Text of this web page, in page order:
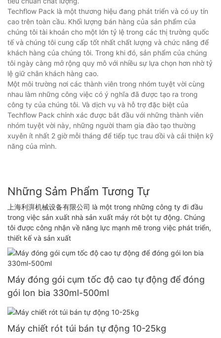
Techflow Pack là một thương hiệu đang phát triển và có uy tín
cao trên toàn cầu. Khối lượng bán hàng của sản phẩm của
chúng tôi tài khoản cho một lớn tỷ lệ trong các thị trường quốc
tế và chúng tôi cung cấp tốt nhất chất lượng và chức năng để
khách hàng của chúng tôi. Trong khi đó, sản phẩm của chúng
tôi ngày càng mở rộng quy mô với nhiều sự lựa chọn hơn nhờ tỷ
lệ giữ chân khách hàng cao.
Một môi trường nơi các thành viên trong nhóm tuyệt vời cùng
nhau làm những công việc có ý nghĩa đã được tạo ra trong
công ty của chúng tôi. Và dịch vụ và hỗ trợ đặc biệt của
Techflow Pack chính xác được bắt đầu với những thành viên
nhóm tuyệt vời này, những người tham gia đào tạo thường
xuyên ít nhất 2 giờ mỗi tháng để tiếp tục trau dồi và cải thiện kỹ
năng của mình.
Những Sảm Phẩm Tương Tự
上海利湃机械设备有限公司 là một trong những công ty đi đầu
trong việc sản xuất nhà sản xuất máy rót bột tự động. Chúng
tôi được công nhận về năng lực mạnh mẽ trong việc phát triển,
thiết kế và sản xuất
Máy đóng gói cụm tốc độ cao tự động để đóng
gói lon bia 330ml-500ml
Máy chiết rót túi bán tự động 10-25kg